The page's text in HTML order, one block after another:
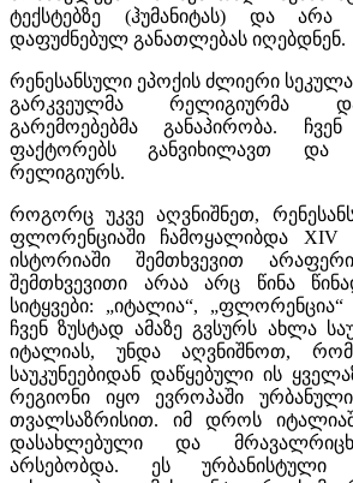
ტექსტებზე (ჰუმანიტას) და არა
დაფუძნებულ განათლებას იღებდნენ.
რენესანსული ეპოქის ძლიერი
გარკვეულმა რელიგიურმა
გარემოებებმა განაპირობა.
ფაქტორებს განვიხილავთ და
რელიგიურს.
როგორც უკვე აღვნიშნეთ,
ფლორენციაში ჩამოყალიბდა XIV
ისტორიაში შემთხვევით
შემთხვევითი არაა არც წინა
სიტყვები: „იტალია“, „ფლორენცია“
ჩვენ ზუსტად ამაზე გვსურს ახლა
იტალიას, უნდა აღვნიშნოთ,
საუკუნეებიდან დაწყებული ის
რეგიონი იყო ევროპაში
თვალსაზრისით. იმ დროს
დასახლებული და
არსებობდა. ეს ურბანისტული